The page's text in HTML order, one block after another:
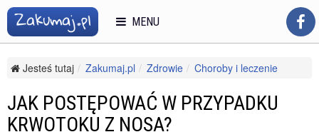
Jesteś tutaj Zakumaj.pl Zdrowie
Choroby i leczenie
Jak postępować w przypadku krwotoku z nosa?
JAK POSTĘPOWAĆ W PRZYPADKU
KRWOTOKU Z NOSA?
MENU